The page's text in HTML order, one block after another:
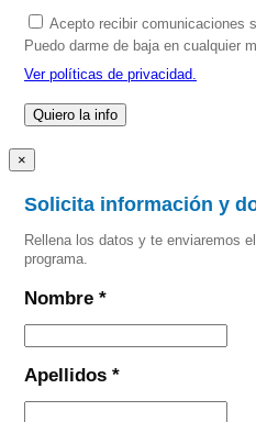
Acepto recibir comunicaciones
Puedo darme de baja en cualquier
Ver políticas de privacidad.
×
Solicita información y
Rellena los datos y te enviaremos
programa.
Nombre *
Apellidos *